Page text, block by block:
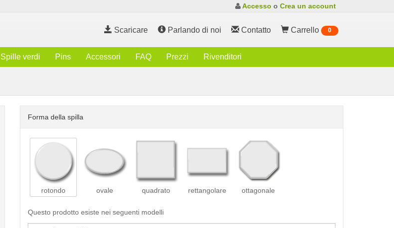
Accesso o Crea un account
Scaricare Parlando di noi Contatto Carrello 0
Spille verdi Pins Accessori FAQ Prezzi Rivenditori
Forma della spilla
rotondo ovale quadrato rettangolare ottagonale
Questo prodotto esiste nei seguenti modelli